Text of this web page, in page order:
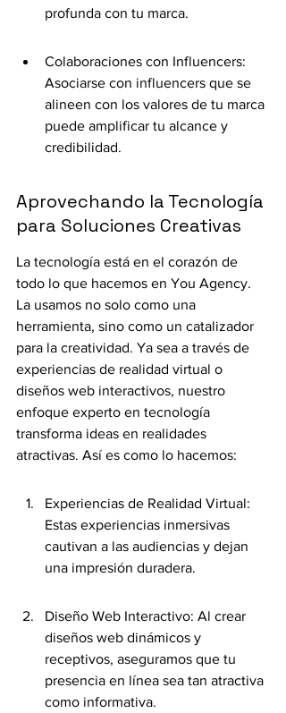
profunda con tu marca.
Colaboraciones con Influencers:
Asociarse con influencers que se
alineen con los valores de tu marca
puede amplificar tu alcance y
credibilidad.
Aprovechando la Tecnología
para Soluciones Creativas
La tecnología está en el corazón de
todo lo que hacemos en You Agency.
La usamos no solo como una
herramienta, sino como un catalizador
para la creatividad. Ya sea a través de
experiencias de realidad virtual o
diseños web interactivos, nuestro
enfoque experto en tecnología
transforma ideas en realidades
atractivas. Así es como lo hacemos:
Experiencias de Realidad Virtual:
Estas experiencias inmersivas
cautivan a las audiencias y dejan
una impresión duradera.
Diseño Web Interactivo: Al crear
diseños web dinámicos y
receptivos, aseguramos que tu
presencia en línea sea tan atractiva
como informativa.